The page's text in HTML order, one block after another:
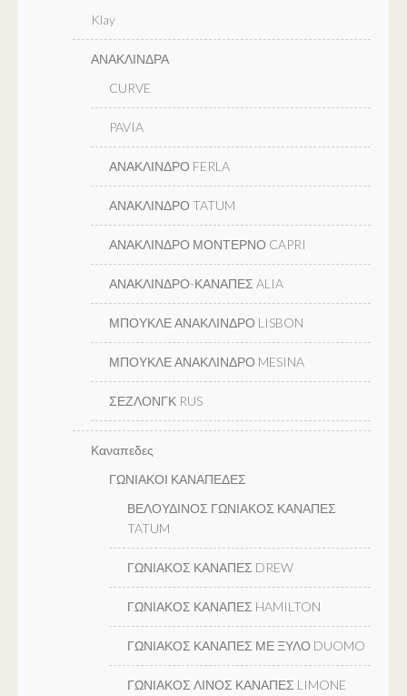
Klay
ΑΝΑΚΛΙΝΔΡΑ
CURVE
PAVIA
ΑΝΑΚΛΙΝΔΡΟ FERLA
ΑΝΑΚΛΙΝΔΡΟ TATUM
ΑΝΑΚΛΙΝΔΡΟ ΜΟΝΤΕΡΝΟ CAPRI
ΑΝΑΚΛΙΝΔΡΟ-ΚΑΝΑΠΕΣ ALIA
ΜΠΟΥΚΛΕ ΑΝΑΚΛΙΝΔΡΟ LISBON
ΜΠΟΥΚΛΕ ΑΝΑΚΛΙΝΔΡΟ MESINA
ΣΕΖΛΟΝΓΚ RUS
Καναπεδες
ΓΩΝΙΑΚΟΙ ΚΑΝΑΠΕΔΕΣ
ΒΕΛΟΥΔΙΝΟΣ ΓΩΝΙΑΚΟΣ ΚΑΝΑΠΕΣ
TATUM
ΓΩΝΙΑΚΟΣ ΚΑΝΑΠΕΣ DREW
ΓΩΝΙΑΚΟΣ ΚΑΝΑΠΕΣ HAMILTON
ΓΩΝΙΑΚΟΣ ΚΑΝΑΠΕΣ ΜΕ ΞΥΛΟ DUOMO
ΓΩΝΙΑΚΟΣ ΛΙΝΟΣ ΚΑΝΑΠΕΣ LIMONE